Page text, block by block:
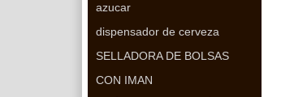
azucar
dispensador de cerveza
SELLADORA DE BOLSAS
CON IMAN